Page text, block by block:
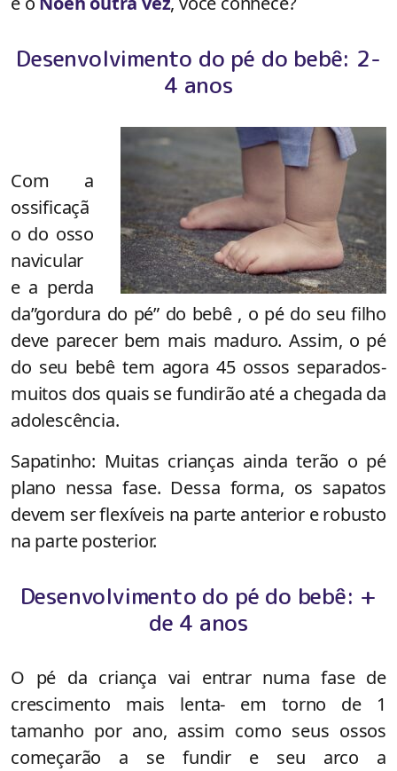
Desenvolvimento do pé do bebê: 2-
4 anos
Com a
ossificaçã
o do osso
navicular
e a perda
da”gordura do pé” do bebê , o pé do seu filho
deve parecer bem mais maduro. Assim, o pé
do seu bebê tem agora 45 ossos separados-
muitos dos quais se fundirão até a chegada da
adolescência.
Sapatinho: Muitas crianças ainda terão o pé
plano nessa fase. Dessa forma, os sapatos
devem ser flexíveis na parte anterior e robusto
na parte posterior.
Desenvolvimento do pé do bebê: +
de 4 anos
O pé da criança vai entrar numa fase de
crescimento mais lenta- em torno de 1
tamanho por ano, assim como seus ossos
começarão a se fundir e seu arco a